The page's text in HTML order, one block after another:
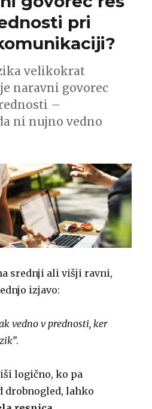
pri
velikokrat
naravni govorec
–
ni nujno vedno
srednji ali višji ravni,
izjavo:
vedno v prednosti, ker
.
logično, ko pa
drobnogled, lahko